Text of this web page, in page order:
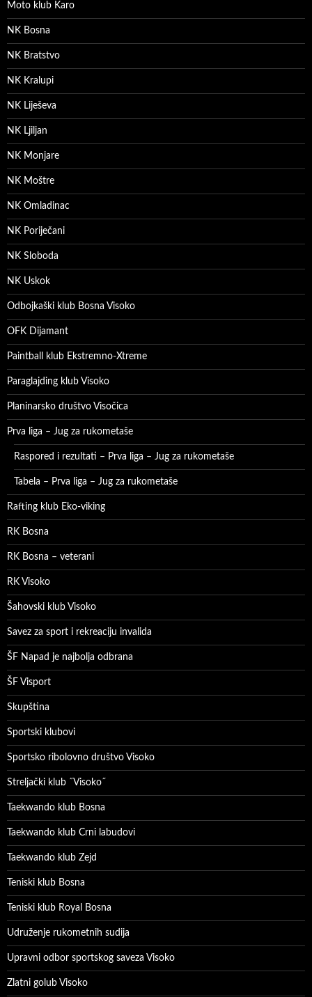
Moto klub Karo
NK Bosna
NK Bratstvo
NK Kralupi
NK Liješeva
NK Ljiljan
NK Monjare
NK Moštre
NK Omladinac
NK Poriječani
NK Sloboda
NK Uskok
Odbojkaški klub Bosna Visoko
OFK Dijamant
Paintball klub Ekstremno-Xtreme
Paraglajding klub Visoko
Planinarsko društvo Visočica
Prva liga – Jug za rukometaše
Raspored i rezultati – Prva liga – Jug za rukometaše
Tabela – Prva liga – Jug za rukometaše
Rafting klub Eko-viking
RK Bosna
RK Bosna – veterani
RK Visoko
Šahovski klub Visoko
Savez za sport i rekreaciju invalida
ŠF Napad je najbolja odbrana
ŠF Visport
Skupština
Sportski klubovi
Sportsko ribolovno društvo Visoko
Streljački klub ˝Visoko˝
Taekwando klub Bosna
Taekwando klub Crni labudovi
Taekwando klub Zejd
Teniski klub Bosna
Teniski klub Royal Bosna
Udruženje rukometnih sudija
Upravni odbor sportskog saveza Visoko
Zlatni golub Visoko